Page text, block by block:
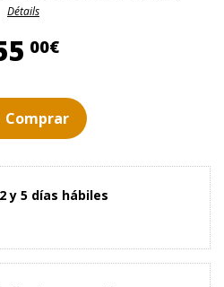
Détails
00€55,00 €
Comprar
y 5 días hábiles